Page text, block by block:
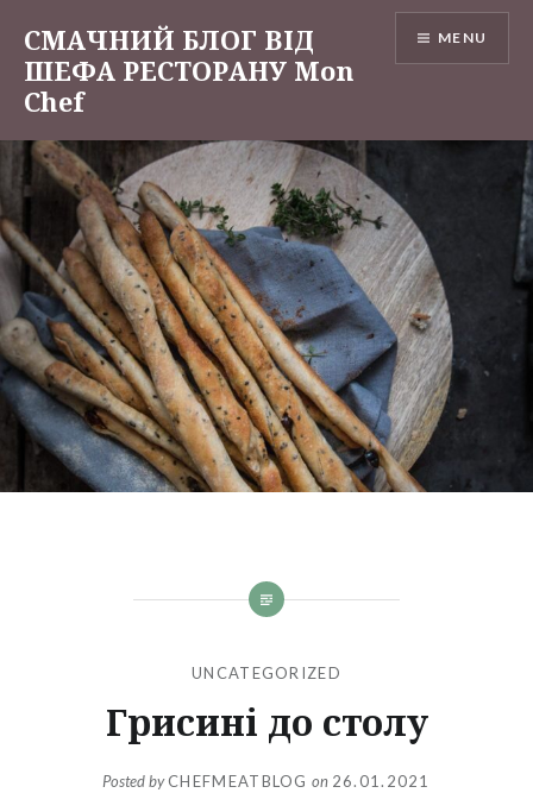
content
СМАЧНИЙ БЛОГ ВІД
ШЕФА РЕСТОРАНУ Mon
Chef
MENU
UNCATEGORIZED
Грисині до столу
Posted byCHEFMEATBLOG on 26.01.2021